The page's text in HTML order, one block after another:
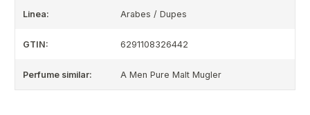
Linea: Arabes / Dupes
GTIN: 6291108326442
Perfume similar: A Men Pure Malt Mugler